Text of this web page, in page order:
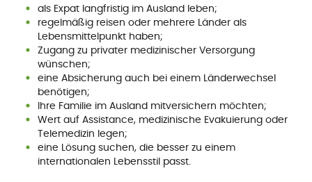
als Expat langfristig im Ausland leben;
regelmäßig reisen oder mehrere Länder als
Lebensmittelpunkt haben;
Zugang zu privater medizinischer Versorgung
wünschen;
eine Absicherung auch bei einem Länderwechsel
benötigen;
Ihre Familie im Ausland mitversichern möchten;
Wert auf Assistance, medizinische Evakuierung oder
Telemedizin legen;
eine Lösung suchen, die besser zu einem
internationalen Lebensstil passt.